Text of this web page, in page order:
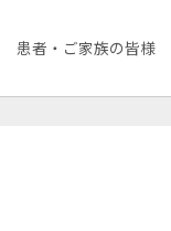
患者・ご家族の皆様